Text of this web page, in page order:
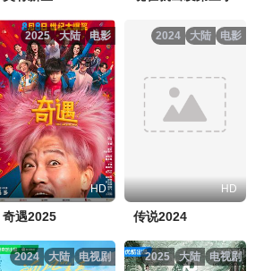
电影
大陆
2025
HD
奇遇2025
电影
大陆
2024
HD
传说2024
电视剧
大陆
2024 电视剧
大陆
2025